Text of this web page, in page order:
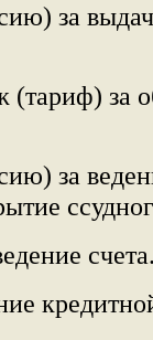
за
за
за